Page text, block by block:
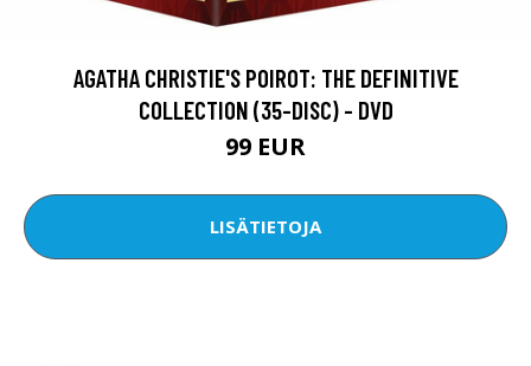
AGATHA CHRISTIE'S POIROT: THE DEFINITIVE
COLLECTION (35-DISC) - DVD
99 EUR
LISÄTIETOJA